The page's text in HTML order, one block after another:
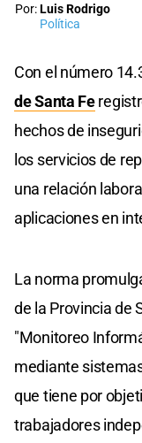
Por:Luis Rodrigo
Política
Con el número
de Santa Fe
hechos de
los servicios de
una relación
aplicaciones en
La norma
de la Provincia de
"Monitoreo
mediante
que tiene por
trabajadores